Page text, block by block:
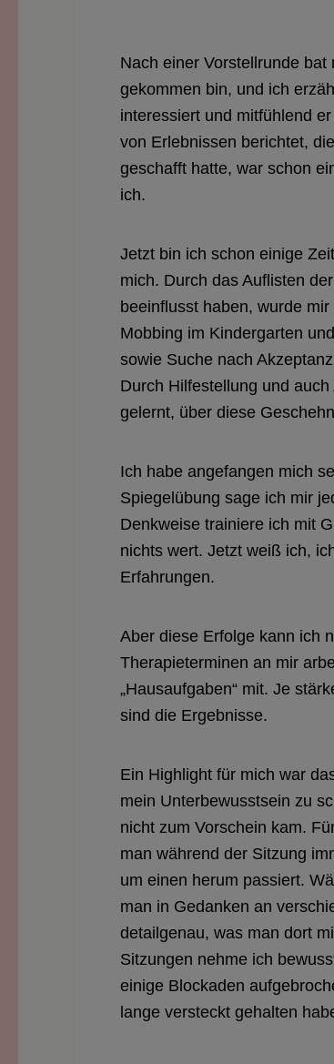
Nach einer Vorstellrunde
gekommen bin, und ich
interessiert und mitfühlend
von Erlebnissen berichtet,
geschafft hatte, war schon
ich.
Jetzt bin ich schon einige
mich. Durch das Auflisten
beeinflusst haben, wurde
Mobbing im Kindergarten
sowie Suche nach
Durch Hilfestellung und
gelernt, über diese
Ich habe angefangen mich
Spiegelübung sage ich mir
Denkweise trainiere ich mit
nichts wert. Jetzt weiß ich,
Erfahrungen.
Aber diese Erfolge kann ich
Therapieterminen an mir
„Hausaufgaben“ mit. Je
sind die Ergebnisse.
Ein Highlight für mich war
mein Unterbewusstsein zu
nicht zum Vorschein kam.
man während der Sitzung
um einen herum passiert.
man in Gedanken an
detailgenau, was man dort
Sitzungen nehme ich
einige Blockaden
lange versteckt gehalten